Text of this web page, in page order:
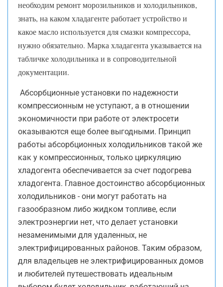
необходим ремонт морозильников и холодильников,
знать, на каком хладагенте работает устройство и
какое масло используется для смазки компрессора,
нужно обязательно. Марка хладагента указывается на
табличке холодильника и в сопроводительной
документации.
Абсорбционные установки по надежности
компрессионным не уступают, а в отношении
экономичности при работе от электросети
оказываются еще более выгодными. Принцип
работы абсорбционных холодильников такой же
как у компрессионных, только циркуляцию
хладогента обеспечивается за счет подогрева
хладогента. Главное достоинство абсорбционных
холодильников - они могут работать на
газообразном либо жидком топливе, если
электроэнергии нет, что делает установки
незаменимыми для удаленных, не
электрифицированных районов. Таким образом,
для владельцев не электрифицированных домов
и любителей путешествовать идеальным